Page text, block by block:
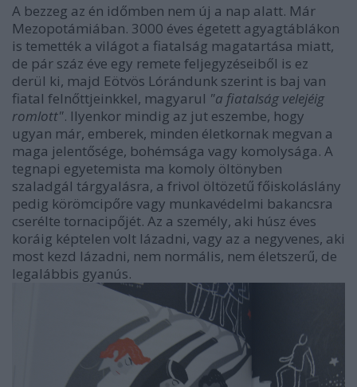
A bezzeg az én időmben nem új a nap alatt. Már
Mezopotámiában. 3000 éves égetett agyagtáblákon
is temették a világot a fiatalság magatartása miatt,
de pár száz éve egy remete feljegyzéseiből is ez
derül ki, majd Eötvös Lórándunk szerint is baj van
fiatal felnőttjeinkkel, magyarul "a fiatalság velejéig
romlott". Ilyenkor mindig az jut eszembe, hogy
ugyan már, emberek, minden életkornak megvan a
maga jelentősége, bohémsága vagy komolysága. A
tegnapi egyetemista ma komoly öltönyben
szaladgál tárgyalásra, a frivol öltözetű főiskoláslány
pedig körömcipőre vagy munkavédelmi bakancsra
cserélte tornacipőjét. Az a személy, aki húsz éves
koráig képtelen volt lázadni, vagy az a negyvenes, aki
most kezd lázadni, nem normális, nem életszerű, de
legalábbis gyanús.